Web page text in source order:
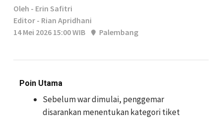
Oleh - Erin Safitri
Editor - Rian Apridhani
14 Mei 2026 15:00 WIB
Palembang
Poin Utama
Sebelum war dimulai, penggemar
disarankan menentukan kategori tiket